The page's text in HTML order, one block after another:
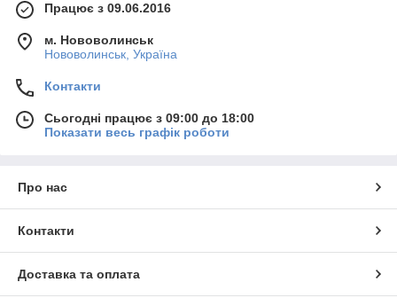
Працює з 09.06.2016
м. Нововолинськ
Нововолинськ, Україна
Контакти
Сьогодні працює з 09:00 до 18:00
Показати весь графік роботи
Про нас
Контакти
Доставка та оплата